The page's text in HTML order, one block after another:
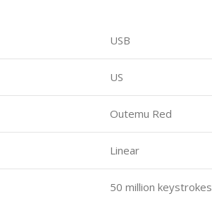
USB
US
Outemu Red
Linear
50 million keystrokes